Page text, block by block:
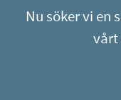
Nu söker vi en
vårt